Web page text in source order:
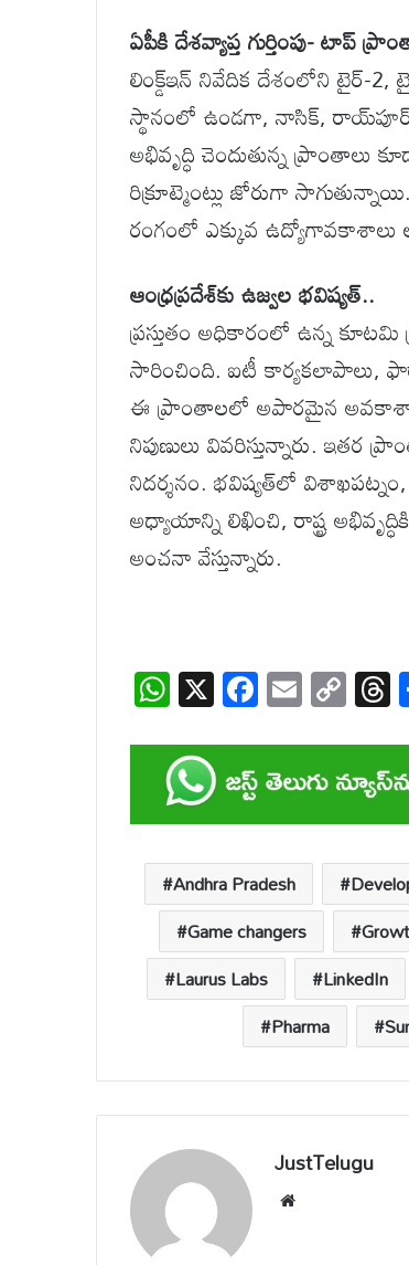
ఏపీకి దేశవ్యాప్త గుర్తింపు- టాప్
లింక్డ్‌ఇన్ నివేదిక దేశంలోని టైర్-
స్థానంలో ఉండగా, నాసిక్,
అభివృద్ధి చెందుతున్న
రిక్రూట్మెంట్లు జోరుగా
రంగంలో ఎక్కువ ఉద్యోగావకాశాలు
ఆంధ్రప్రదేశ్‌కు ఉజ్వల భవిష్యత్..
ప్రస్తుతం అధికారంలో ఉన్న
సారించింది. ఐటీ కార్యకలాపాలు,
ఈ ప్రాంతాలలో అపారమైన
నిపుణులు వివరిస్తున్నారు. ఇతర
నిదర్శనం. భవిష్యత్‌లో విశాఖపట్నం,
అధ్యాయాన్ని లిఖించి, రాష్ట్ర
అంచనా వేస్తున్నారు.
W
h
at
s
A
p
p
X F
ac
e
b
o
o
k
E
m
ail
C
o
p
y
Li
n
k
e
a
d
s
Andhra Pradesh
Game changers
Laurus Labs
LinkedIn
Pharma
JustTelugu